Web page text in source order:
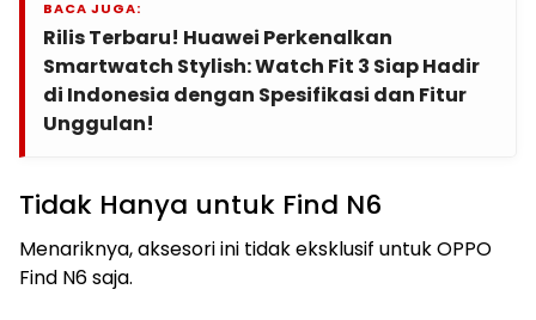
BACA JUGA:
Rilis Terbaru! Huawei Perkenalkan
Smartwatch Stylish: Watch Fit 3 Siap Hadir
di Indonesia dengan Spesifikasi dan Fitur
Unggulan!
Tidak Hanya untuk Find N6
Menariknya, aksesori ini tidak eksklusif untuk OPPO
Find N6 saja.